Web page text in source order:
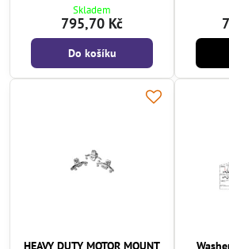
Skladem
795,70 Kč
Do košíku
HEAVY DUTY MOTOR MOUNT